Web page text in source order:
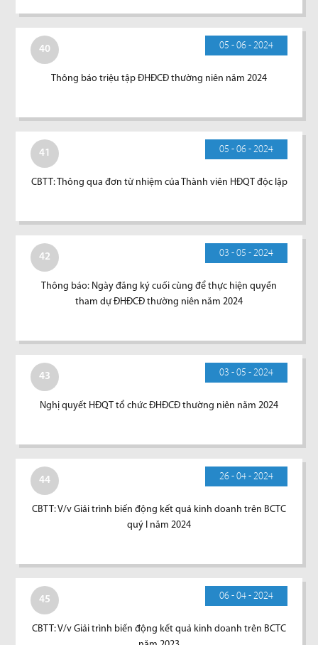
40 05 - 06 - 2024
Thông báo triệu tập ĐHĐCĐ thường niên năm 2024
41 05 - 06 - 2024
CBTT: Thông qua đơn từ nhiệm của Thành viên HĐQT độc lập
42 03 - 05 - 2024
Thông báo: Ngày đăng ký cuối cùng để thực hiện quyền
tham dự ĐHĐCĐ thường niên năm 2024
43 03 - 05 - 2024
Nghị quyết HĐQT tổ chức ĐHĐCĐ thường niên năm 2024
44 26 - 04 - 2024
CBTT: V/v Giải trình biến động kết quả kinh doanh trên BCTC
quý I năm 2024
45 06 - 04 - 2024
CBTT: V/v Giải trình biến động kết quả kinh doanh trên BCTC